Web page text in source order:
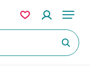
Menu
Mijn
bewaarde